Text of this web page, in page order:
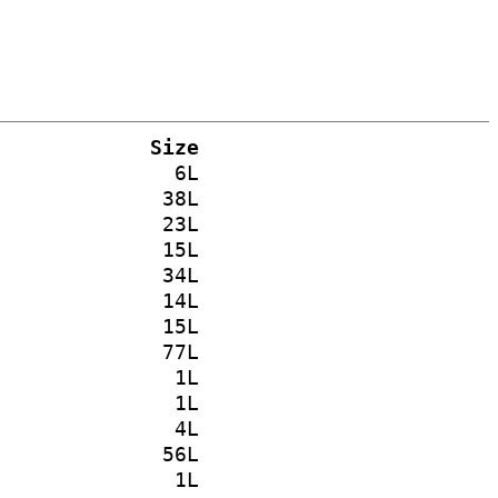
Size
6L
38L
23L
15L
34L
14L
15L
77L
1L
1L
4L
56L
1L